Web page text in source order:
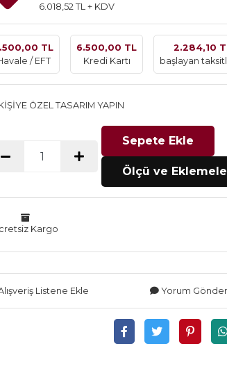
6.018,52 TL + KDV
TL
/ EFT
6.500,00 TL
Kredi Kartı
2.284,10
başlayan
ÖZEL TASARIM YAPIN
Sepete Ekle
Ölçü ve
Kargo
Listene Ekle Yorum Gönder